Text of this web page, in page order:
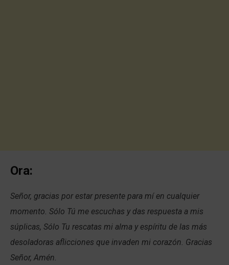
Ora:
Señor, gracias por estar presente para mí en cualquier
momento. Sólo Tú me escuchas y das respuesta a mis
súplicas, Sólo Tu rescatas mi alma y espíritu de las más
desoladoras aflicciones que invaden mi corazón. Gracias
Señor, Amén.